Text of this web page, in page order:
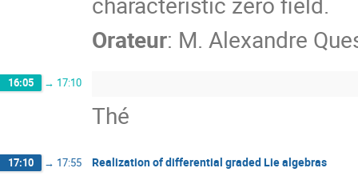
Orateur: M. Alexandre
16:05 → 17:10
Thé
17:10 → 17:55 Realization of differential graded Lie algebras